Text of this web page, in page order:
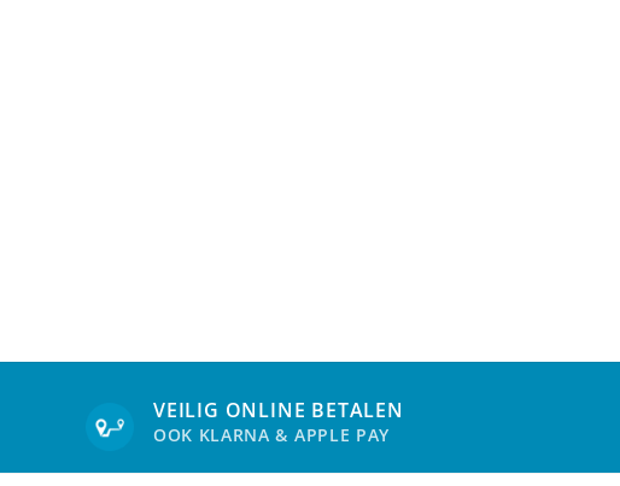
VEILIG ONLINE BETALEN
OOK KLARNA & APPLE PAY